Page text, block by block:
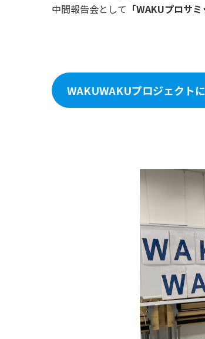
中間報告会として 「WAKUプロサミ
WAKUWAKUプロジェクト